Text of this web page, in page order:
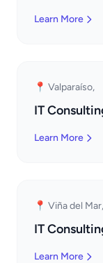
Learn More
📍 Valparaíso,
IT
Learn More
📍 Viña del Mar,
IT
Learn More